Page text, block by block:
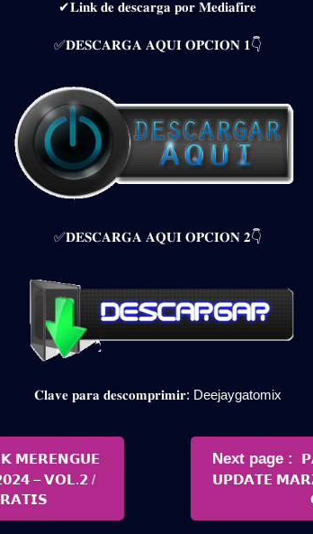
✔𝐋𝐢𝐧𝐤 𝐝𝐞 𝐝𝐞𝐬𝐜𝐚𝐫𝐠𝐚 𝐩𝐨𝐫 𝐌𝐞𝐝𝐢𝐚𝐟𝐢𝐫𝐞
✅𝐃𝐄𝐒𝐂𝐀𝐑𝐆𝐀 𝐀𝐐𝐔𝐈 𝐎𝐏𝐂𝐈𝐎𝐍 𝟏👇
✅𝐃𝐄𝐒𝐂𝐀𝐑𝐆𝐀 𝐀𝐐𝐔𝐈 𝐎𝐏𝐂𝐈𝐎𝐍 𝟐👇
𝐂𝐥𝐚𝐯𝐞 𝐩𝐚𝐫𝐚 𝐝𝐞𝐬𝐜𝐨𝐦𝐩𝐫𝐢𝐦𝐢𝐫: Deejaygatomix
𝗠𝗘𝗥𝗘𝗡𝗚𝗨𝗘
– 𝗩𝗢𝗟.𝟮 /
Next page
𝗨𝗣𝗗𝗔𝗧𝗘